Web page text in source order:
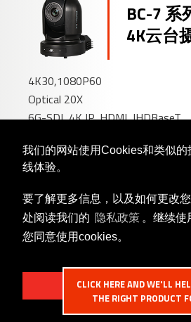
我们的网站使用Cookies和类似的
线体验。
要了解更多信息，以及如何更改
处阅读我们的 隐私政策 。继续使
您同意使用cookies。
我接受
CLICK HERE AND WE'LL
THE RIGHT PRODUCT
BC-7 系
4K云台
4K30,1080P60
Optical 20X
6G-SDI, 4K IP, HDMI, IHDBaseT
摄像机
光学变焦 20X
HDBaseT, HDMI, SDI